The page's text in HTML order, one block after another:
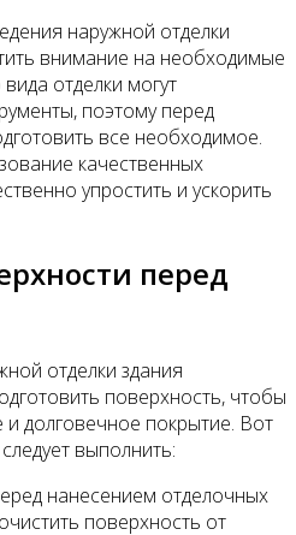
наружной отделки
внимание на необходимые
отделки могут
поэтому перед
все необходимое.
качественных
упростить и ускорить
перед
отделки здания
поверхность, чтобы
долговечное покрытие. Вот
выполнить:
нанесением отделочных
поверхность от